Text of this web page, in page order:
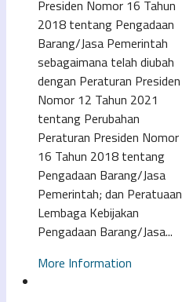
Presiden Nomor 16 Tahun
2018 tentang Pengadaan
Barang/Jasa Pemerintah
sebagaimana telah diubah
dengan Peraturan Presiden
Nomor 12 Tahun 2021
tentang Perubahan
Peraturan Presiden Nomor
16 Tahun 2018 tentang
Pengadaan Barang/Jasa
Pemerintah; dan Peratuaan
Lembaga Kebijakan
Pengadaan Barang/Jasa...
More Information